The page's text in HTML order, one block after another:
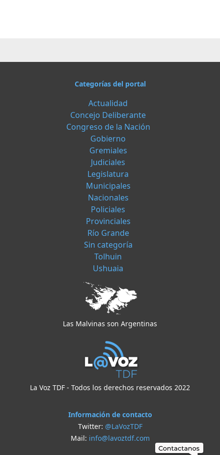
Categorías del portal
Actualidad
Concejo Deliberante
Congreso de la Nación
Gobierno
Gremiales
Judiciales
Legislatura
Municipales
Nacionales
Policiales
Provinciales
Río Grande
Sin categoría
Tolhuin
Ushuaia
Las Malvinas son Argentinas
La Voz TDF - Todos los derechos reservados 2022
Información de contacto
Twitter: @LaVozTDF
Mail: info@lavoztdf.com